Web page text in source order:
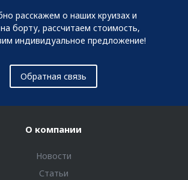
расскажем о наших круизах и
на борту, рассчитаем стоимость,
индивидуальное предложение!
Обратная связь
О компании
Новости
Статьи